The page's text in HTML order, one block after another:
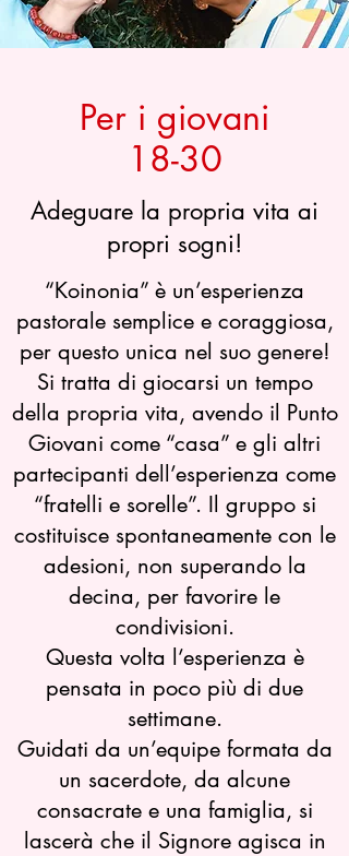
Per i giovani
18-30
Adeguare la propria vita ai
propri sogni!
“Koinonia” è un’esperienza
pastorale semplice e coraggiosa,
per questo unica nel suo genere!
Si tratta di giocarsi un tempo
della propria vita, avendo il Punto
Giovani come “casa” e gli altri
partecipanti dell’esperienza come
“fratelli e sorelle”. Il gruppo si
costituisce spontaneamente con le
adesioni, non superando la
decina, per favorire le
condivisioni.
Questa volta l’esperienza è
pensata in poco più di due
settimane.
Guidati da un’equipe formata da
un sacerdote, da alcune
consacrate e una famiglia, si
lascerà che il Signore agisca in